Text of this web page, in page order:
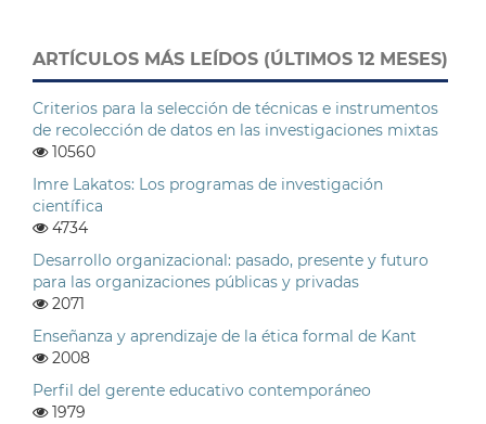
ARTÍCULOS MÁS LEÍDOS (ÚLTIMOS 12 MESES)
Criterios para la selección de técnicas e instrumentos
de recolección de datos en las investigaciones mixtas
10560
Imre Lakatos: Los programas de investigación
científica
4734
Desarrollo organizacional: pasado, presente y futuro
para las organizaciones públicas y privadas
2071
Enseñanza y aprendizaje de la ética formal de Kant
2008
Perfil del gerente educativo contemporáneo
1979